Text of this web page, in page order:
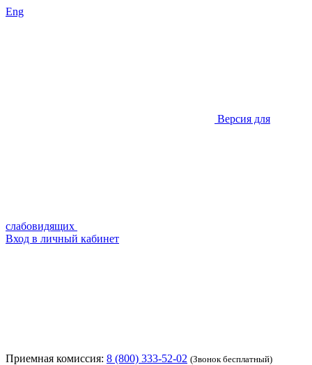
Eng
Версия для
слабовидящих
Вход в личный кабинет
Приемная комиссия: 8 (800) 333-52-02 (Звонок бесплатный)